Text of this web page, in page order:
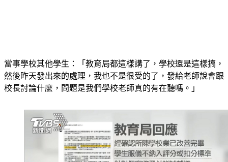
當事學校其他學生：「教育局都這樣講了，學校還是這樣搞，
然後昨天發出來的處理，我也不是很受的了，發給老師說會跟
校長討論什麼，問題是我們學校老師真的有在聽嗎。」